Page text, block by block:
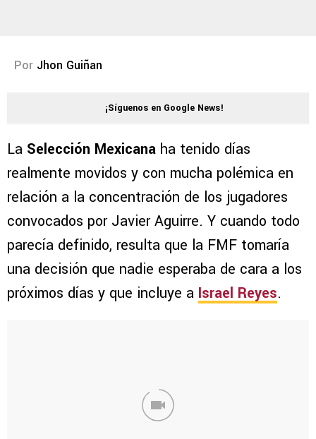
Por Jhon Guiñan
¡Síguenos en Google News!
La Selección Mexicana ha tenido días
realmente movidos y con mucha polémica en
relación a la concentración de los jugadores
convocados por Javier Aguirre. Y cuando todo
parecía definido, resulta que la FMF tomaría
una decisión que nadie esperaba de cara a los
próximos días y que incluye a Israel Reyes.